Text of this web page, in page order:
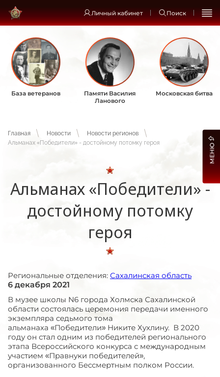
Личный кабинет Поиск
База ветеранов
Памяти Василия
Ланового
Московская битва
Главная Новости
Новости регионов
Альманах «Победители» - достойному потомку героя
Альманах «Победители» -
достойному потомку
героя
Региональные отделения: Сахалинская область
6 декабря 2021
В музее школы N6 города Холмска Сахалинской
области состоялась церемония передачи именного
экземпляра седьмого тома
альманаха «Победители» Никите Хухлину. В 2020
году он стал одним из победителей регионального
этапа Всероссийского конкурса с международным
участием «Правнуки победителей»,
организованного Бессмертным полком России.
МЕНЮ